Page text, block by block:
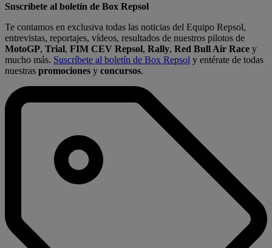
Suscríbete al boletín de Box Repsol
Te contamos en exclusiva todas las noticias del Equipo Repsol,
entrevistas, reportajes, vídeos, resultados de nuestros pilotos de
MotoGP, Trial, FIM CEV Repsol, Rally, Red Bull Air Race y
mucho más. Suscríbete al boletín de Box Repsol y entérate de todas
nuestras promociones y concursos.